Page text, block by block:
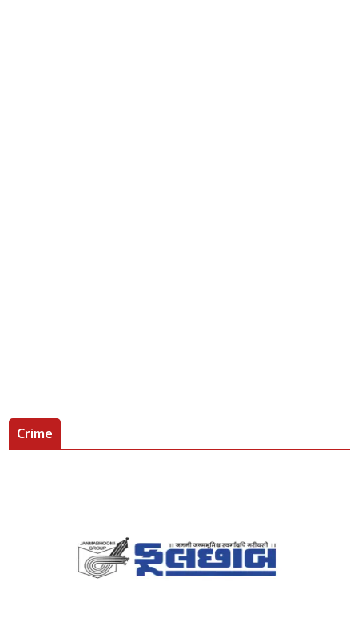
Crime